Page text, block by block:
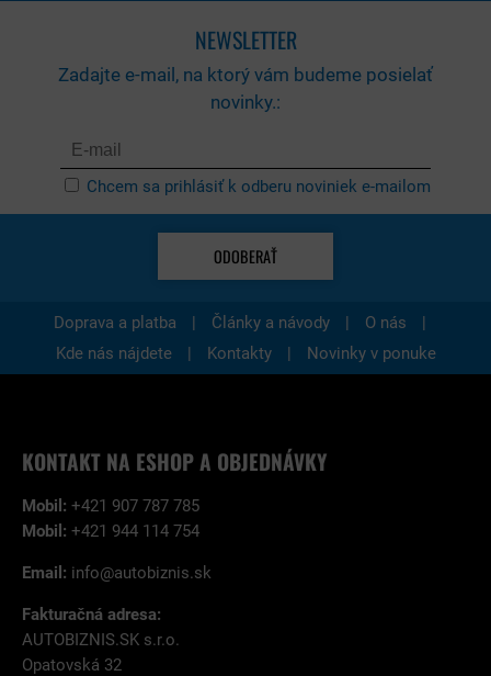
NEWSLETTER
Zadajte e-mail, na ktorý vám budeme posielať
novinky.:
Chcem sa prihlásiť k odberu noviniek e-mailom
ODOBERAŤ
Doprava a platba | Články a návody | O nás
|
Kde nás nájdete
| Kontakty | Novinky v ponuke
KONTAKT NA ESHOP A OBJEDNÁVKY
Mobil: +421 907 787 785
Mobil: +421 944 114 754
Email: info@autobiznis.sk
Fakturačná adresa:
AUTOBIZNIS.SK s.r.o.
Opatovská 32